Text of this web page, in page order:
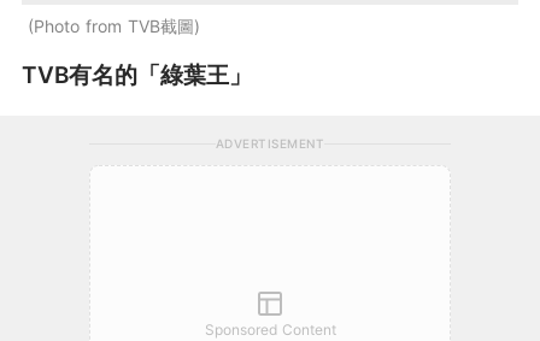
Photo from TVB截圖
TVB有名的「綠葉王」
ADVERTISEMENT
Sponsored Content